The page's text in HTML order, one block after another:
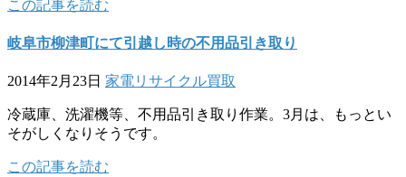
この記事を読む
岐阜市柳津町にて引越し時の不用品引き取り
2014年2月23日 家電リサイクル買取
冷蔵庫、洗濯機等、不用品引き取り作業。3月は、もっとい
そがしくなりそうです。
この記事を読む